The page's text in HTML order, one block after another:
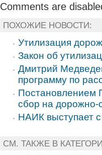
Comments are
ПОХОЖИЕ НОВОСТИ:
Утилизация
Закон об
Дмитрий
программу по
Постановлением
сбор на дорожно-
НАИК выступает
СМ. ТАКЖЕ В